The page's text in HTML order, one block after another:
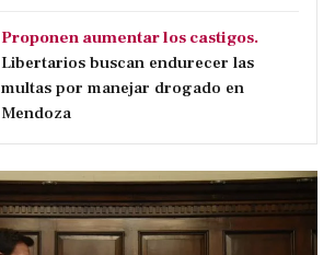
Proponen aumentar los castigos.
Libertarios buscan endurecer las
multas por manejar drogado en
Mendoza